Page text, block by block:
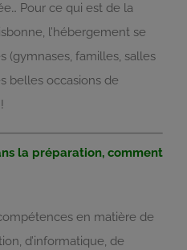
Pour ce qui est de la
l’hébergement se
(gymnases, familles, salles
belles occasions de
la préparation, comment
en matière de
d’informatique, de